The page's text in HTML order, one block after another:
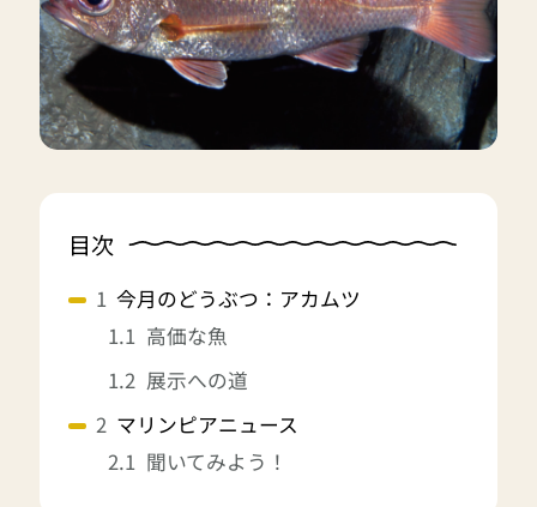
目次
今月のどうぶつ：アカムツ
高価な魚
展示への道
マリンピアニュース
聞いてみよう！